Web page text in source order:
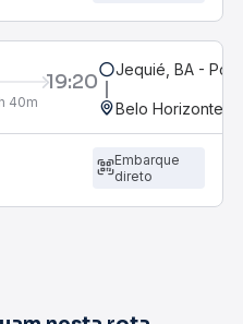
19:20
40m
Jequié, BA -
Belo Horizonte,
Embarque
direto